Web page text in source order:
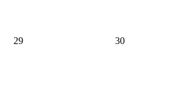
29 30